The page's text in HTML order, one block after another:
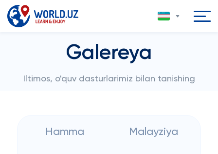
Galereya
Iltimos, o'quv dasturlarimiz bilan tanishing
Hamma Malayziya